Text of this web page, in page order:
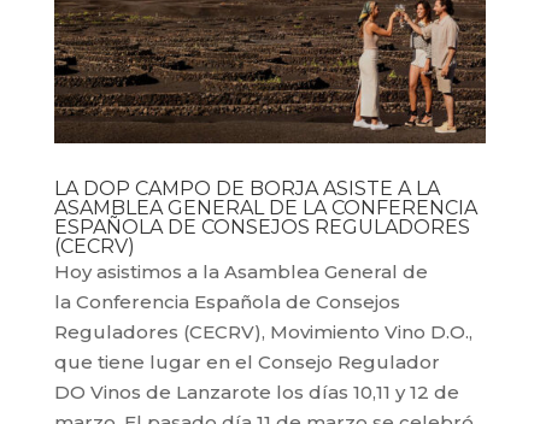
LA DOP CAMPO DE BORJA ASISTE A LA
ASAMBLEA GENERAL DE LA CONFERENCIA
ESPAÑOLA DE CONSEJOS REGULADORES
(CECRV)
Hoy asistimos a la Asamblea General de
la Conferencia Española de Consejos
Reguladores (CECRV), Movimiento Vino D.O.,
que tiene lugar en el Consejo Regulador
DO Vinos de Lanzarote los días 10,11 y 12 de